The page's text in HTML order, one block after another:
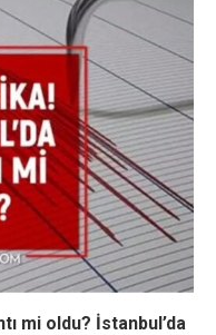
mi oldu? İstanbul’da